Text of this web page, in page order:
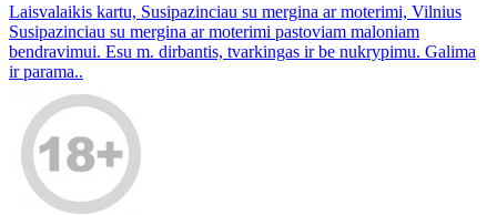
Laisvalaikis kartu, Susipazinciau su mergina ar moterimi, Vilnius
Susipazinciau su mergina ar moterimi pastoviam maloniam
bendravimui. Esu m. dirbantis, tvarkingas ir be nukrypimu. Galima
ir parama..